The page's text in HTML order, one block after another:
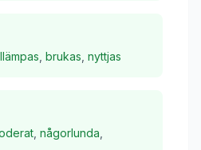
brukas nyttjas
någorlunda